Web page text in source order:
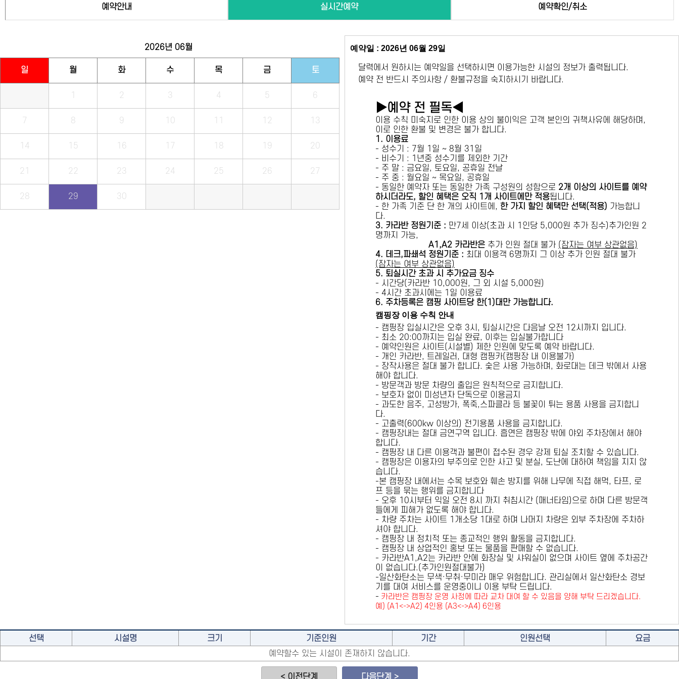
예약안내 실시간예약 예약확인/취소
2026년 06월
일 월 화 수 목 금 토
1 2 3 4 5 6
7 8 9 10 11 12 13
14 15 16 17 18 19 20
21 22 23 24 25 26 27
28 29 30
예약일 : 2026년 06월 29일
달력에서 원하시는 예약일을 선택하시면 이용가능한 시설의 정보가 출력됩니다.
예약 전 반드시 주의사항 / 환불규정을 숙지하시기 바랍니다.
▶예약 전 필독◀
이용 수칙 미숙지로 인한 이용 상의 불이익은 고객 본인의 귀책사유에 해당하며,
이로 인한 환불 및 변경은 불가 합니다.
1. 이용료
- 성수기 : 7월 1일 ~ 8월 31일
- 비수기 : 1년중 성수기를 제외한 기간
- 주 말 : 금요일, 토요일, 공휴일 전날
- 주 중 : 월요일 ~ 목요일, 공휴일
- 동일한 예약자 또는 동일한 가족 구성원의 성함으로 2개 이상의 사이트를 예약
하시더라도, 할인 혜택은 오직 1개 사이트에만 적용됩니다.
- 한 가족 기준 단 한 개의 사이트에, 한 가지 할인 혜택만 선택(적용) 가능합니
다.
3. 카라반 정원기준 : 만7세 이상(초과 시 1인당 5,000원 추가 징수)추가인원 2
명까지 가능,
A1,A2 카라반은 추가 인원 절대 불가 (잠자는 여부 상관없음)
4. 데크,파쇄석 정원기준 : ​최대 이용객 6명까지 그 이상 추가 인원 절대 불가
(잠자는 여부 상관없음)
5. 퇴실시간 초과 시 추가요금 징수
- 시간당(카라반 10,000원, 그 외 시설 5,000원)
- 4시간 초과시에는 1일 이용료
6. 주차등록은 캠핑 사이트당 한(1)대만 가능합니다.
캠핑장 이용 수칙 안내
- 캠핑장 입실시간은 오후 3시, 퇴실시간은 다음날 오전 12시까지 입니다.
- 최소 20:00까지는 입실 완료, 이후는 입실불가합니다
- 예약인원은 사이트(시설별) 제한 인원에 맞도록 예약 바랍니다.
- 개인 카라반, 트레일러, 대형 캠핑카(캠핑장 내 이용불가)
- 장작사용은 절대 불가 합니다. 숯은 사용 가능하며, 화로대는 데크 밖에서 사용
해야 합니다.
- 방문객과 방문 차량의 출입은 원칙적으로 금지합니다.
- 보호자 없이 미성년자 단독으로 이용금지
- 과도한 음주, 고성방가, 폭죽,스파클라 등 불꽃이 튀는 용품 사용을 금지합니
다.
- 고출력(600kw 이상의) 전기용품 사용을 금지합니다.
- 캠핑장내는 절대 금연구역 입니다. 흡연은 캠핑장 밖에 야외 주차장에서 해야
합니다.
- 캠핑장 내 다른 이용객과 불편이 접수된 경우 강제 퇴실 조치할 수 있습니다.
- 캠핑장은 이용자의 부주의로 인한 사고 및 분실, 도난에 대하여 책임을 지지 않
습니다.
-본 캠핑장 내에서는 수목 보호와 훼손 방지를 위해 나무에 직접 해먹, 타프, 로
프 등을 묶는 행위를 금지 합니다
- 오후 10시부터 익일 오전 8시 까지 취침시간 (매너타임)으로 하며 다른 방문객
들에게 피해가 없도록 해야 합니다.
- 차량 주차는 사이트 1개소당 1대로 하며 나머지 차량은 외부 주차장에 주차하
셔야 합니다.
- 캠핑장 내 정치적 또는 종교적인 행위 활동을 금지합니다.
- 캠핑장 내 상업적인 홍보 또는 물품을 판매할 수 없습니다.
- 카라반A1,A2는 카라반 안에 화장실 및 샤워실이 없으며 사이트 옆에 주차공간
이 없습니다.(추가인원절대불가)
-일산화탄소는 무색·무취·무미라 매우 위험합니다. 관리실에서 일산화탄소 경보
기를 대여 서비스를 운영중이니 이용 부탁 드립니다.
- 카라반은 캠핑장 운영 사정에 따라 교차 대여 할 수 있음을 양해 부탁 드리겠습니다.
예) (A1<->A2) 4인용 (A3<->A4) 6인용
선택 시설명 크기 기준인원 기간 인원선택
요금
예약할수 있는 시설이 존재하지 않습니다.
< 이전단계 다음단계 >